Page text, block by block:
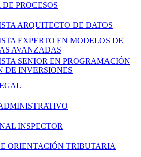
PROCESOS
ARQUITECTO DE DATOS
EXPERTO EN MODELOS DE
AVANZADAS
SENIOR EN PROGRAMACIÓN
DE INVERSIONES
INSPECTOR
ORIENTACIÓN TRIBUTARIA